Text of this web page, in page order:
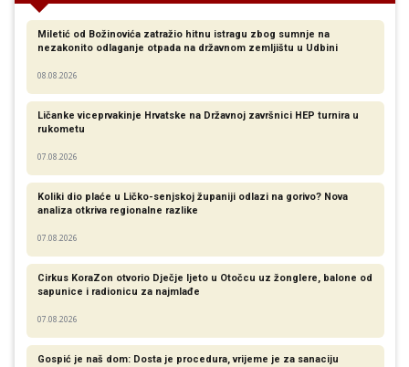
Miletić od Božinovića zatražio hitnu istragu zbog sumnje na
nezakonito odlaganje otpada na državnom zemljištu u Udbini
08.08.2026
Ličanke viceprvakinje Hrvatske na Državnoj završnici HEP turnira u
rukometu
07.08.2026
Koliki dio plaće u Ličko-senjskoj županiji odlazi na gorivo? Nova
analiza otkriva regionalne razlike​
07.08.2026
Cirkus KoraZon otvorio Dječje ljeto u Otočcu uz žonglere, balone od
sapunice i radionicu za najmlađe
07.08.2026
Gospić je naš dom: Dosta je procedura, vrijeme je za sanaciju